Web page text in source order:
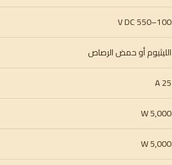
100–550 V DC
الليثيوم أو حمض الرصاص
25 A
5,000 W
5,000 W